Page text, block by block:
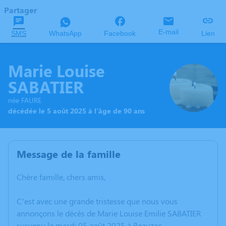
Partager
SMS WhatsApp Facebook E-mail Lien
Marie Louise
SABATIER
née FAURE
décédée le 5 août 2025 à l'âge de 90 ans
Message de la famille
Chère famille, chers amis,
C’est avec une grande tristesse que nous vous
annonçons le décès de Marie Louise Emilie SABATIER